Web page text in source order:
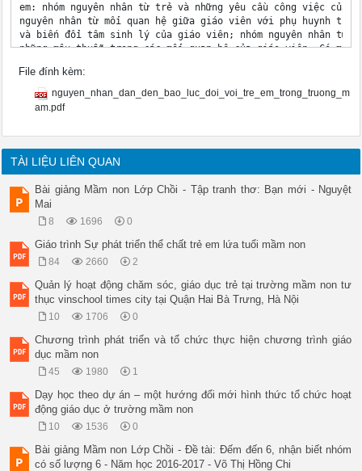
em: nhóm nguyên nhân từ trẻ và những yêu cầu công việc
nguyên nhân từ mối quan hệ giữa giáo viên với phụ huynh
và biến đổi tâm sinh lý của giáo viên; nhóm nguyên nhân từ
những mâu thuẫn trong các mối quan hệ của giáo viên. Có
Từ khóa: bạo lực; bạo lực đối với trẻ em; trường mầm non.
ABSTRACT
Causes of violence toward children in kindergarten in Ho
tens. The results of this study show that there are four
from children and job’s requirements related to children;
children’s parents, causes from job’s pressure and
causes from violating job’s disciplines and conflicts in
and very close relation among groups of causes leading to
Keywords: violence, violence toward children, kindergartens.
Trịnh Viết Then1, Trần Tuấn Lộ2
1ThenTV@vhu.edu.vn, 2
File đính kèm:
nguyen_nhan_dan_den_bao_luc_doi_voi_tre_em_trong_truong_m
am.pdf
TÀI LIỆU LIÊN QUAN
Bài giảng Mầm non Lớp Chồi - Tập tranh thơ: Bạn mới - Nguyệt
Mai
8 1696 0
Giáo trình Sự phát triển thể chất trẻ em lứa tuổi mầm non
84 2660 2
Quản lý hoạt động chăm sóc, giáo dục trẻ tại trường mầm non tư
thục vinschool times city tại Quận Hai Bà Trưng, Hà Nội
10 1706 0
Chương trình phát triển và tổ chức thực hiện chương trình giáo
dục mầm non
45 1980 1
Dạy học theo dự án – một hướng đổi mới hình thức tổ chức hoạt
động giáo dục ở trường mầm non
10 1536 0
Bài giảng Mầm non Lớp Chồi - Đề tài: Đếm đến 6, nhận biết nhóm
có số lượng 6 - Năm học 2016-2017 - Võ Thị Hồng Chi